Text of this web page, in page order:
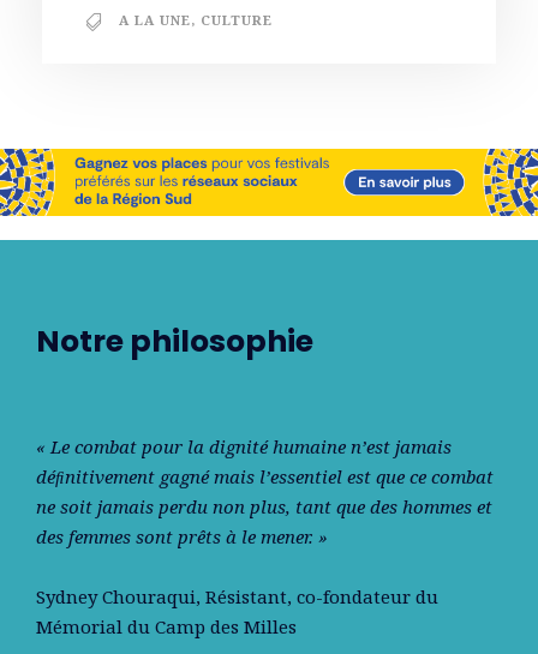
A LA UNE, CULTURE
Notre philosophie
« Le combat pour la dignité humaine n’est jamais
déﬁnitivement gagné mais l’essentiel est que ce combat
ne soit jamais perdu non plus, tant que des hommes et
des femmes sont prêts à le mener. »
Sydney Chouraqui, Résistant, co-fondateur du
Mémorial du Camp des Milles